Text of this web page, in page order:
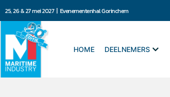
25, 26 & 27 mei 2027 | Evenementenhal Gorinchem
HOME DEELNEMERS